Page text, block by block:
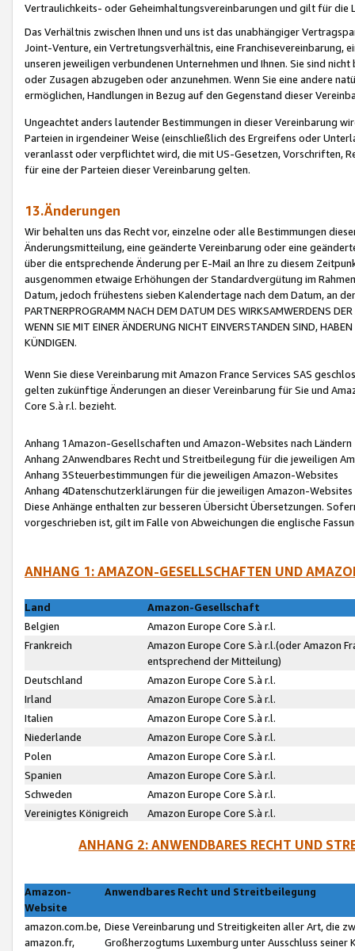
Vertraulichkeits- oder Geheimhaltungsvereinbarungen und gilt für die
Das Verhältnis zwischen Ihnen und uns ist das unabhängiger
Joint-Venture, ein Vertretungsverhältnis, eine Franchisevereinbarung,
unseren jeweiligen verbundenen Unternehmen und Ihnen. Sie sind
oder Zusagen abzugeben oder anzunehmen. Wenn Sie eine andere
ermöglichen, Handlungen in Bezug auf den Gegenstand dieser
Ungeachtet anders lautender Bestimmungen in dieser Vereinbarung
Parteien in irgendeiner Weise (einschließlich des Ergreifens oder
veranlasst oder verpflichtet wird, die mit US-Gesetzen, Vorschriften,
für eine der Parteien dieser Vereinbarung gelten.
13.Änderungen
Wir behalten uns das Recht vor, einzelne oder alle Bestimmungen
Änderungsmitteilung, eine geänderte Vereinbarung oder eine
über die entsprechende Änderung per E-Mail an Ihre zu diesem
ausgenommen etwaige Erhöhungen der Standardvergütung im
Datum, jedoch frühestens sieben Kalendertage nach dem Datum, an
PARTNERPROGRAMM NACH DEM DATUM DES WIRKSAMWERDENS
WENN SIE MIT EINER ÄNDERUNG NICHT EINVERSTANDEN SIND,
KÜNDIGEN.
Wenn Sie diese Vereinbarung mit Amazon France Services SAS
gelten zukünftige Änderungen an dieser Vereinbarung für Sie und
Core S.à r.l. bezieht.
Anhang 1Amazon-Gesellschaften und Amazon-Websites nach Ländern
Anhang 2Anwendbares Recht und Streitbeilegung für die jeweiligen
Anhang 3Steuerbestimmungen für die jeweiligen Amazon-Websites
Anhang 4Datenschutzerklärungen für die jeweiligen Amazon-Websites
Diese Anhänge enthalten zur besseren Übersicht Übersetzungen.
vorgeschrieben ist, gilt im Falle von Abweichungen die englische
ANHANG 1: AMAZON-GESELLSCHAFTEN UND
Land
Amazon-Gesellschaft
Belgien
Amazon Europe Core S.à r.l.
Frankreich
Amazon Europe Core S.à r.l.(oder Amazon
entsprechend der Mitteilung)
Deutschland
Amazon Europe Core S.à r.l.
Irland
Amazon Europe Core S.à r.l.
Italien
Amazon Europe Core S.à r.l.
Niederlande
Amazon Europe Core S.à r.l.
Polen
Amazon Europe Core S.à r.l.
Spanien
Amazon Europe Core S.à r.l.
Schweden
Amazon Europe Core S.à r.l.
Vereinigtes Königreich
Amazon Europe Core S.à r.l.
ANHANG 2: ANWENDBARES RECHT UND
Amazon-
Website
Anwendbares Recht und Streitbeilegung
amazon.com.be,
amazon.fr,
Diese Vereinbarung und Streitigkeiten aller Art, die
Großherzogtums Luxemburg unter Ausschluss